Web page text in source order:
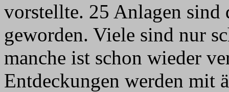
vorstellte. 25 Anlagen sind
geworden. Viele sind nur
manche ist schon wieder
Entdeckungen werden mit